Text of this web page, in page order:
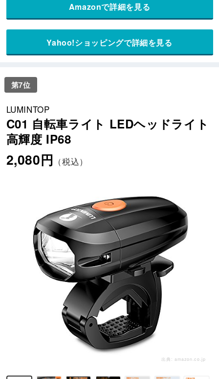
Amazonで詳細を見る
Yahoo!ショッピングで詳細を見る
第7位
LUMINTOP
C01 自転車ライト LEDヘッドライト
高輝度 IP68
2,080円 （税込）
出典: amazon.co.jp